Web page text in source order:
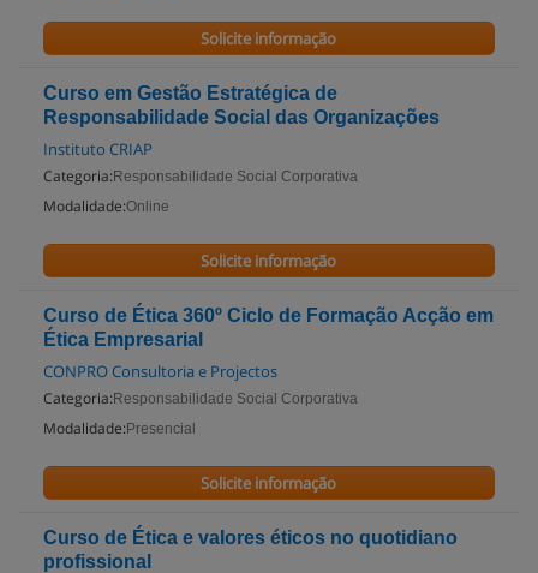
Solicite informação
Curso em Gestão Estratégica de
Responsabilidade Social das Organizações
Instituto CRIAP
Categoria: Responsabilidade Social Corporativa
Modalidade:Online
Solicite informação
Curso de Ética 360º Ciclo de Formação Acção em
Ética Empresarial
CONPRO Consultoria e Projectos
Categoria: Responsabilidade Social Corporativa
Modalidade: Presencial
Solicite informação
Curso de Ética e valores éticos no quotidiano
profissional